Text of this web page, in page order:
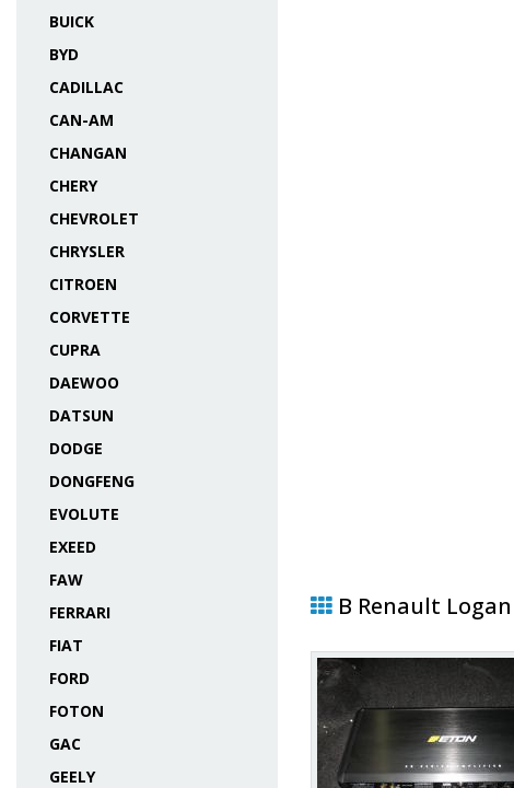
BUICK
BYD
CADILLAC
CAN-AM
CHANGAN
CHERY
CHEVROLET
CHRYSLER
CITROEN
CORVETTE
CUPRA
DAEWOO
DATSUN
DODGE
DONGFENG
EVOLUTE
EXEED
FAW
FERRARI
FIAT
FORD
FOTON
GAC
GEELY
В Renault